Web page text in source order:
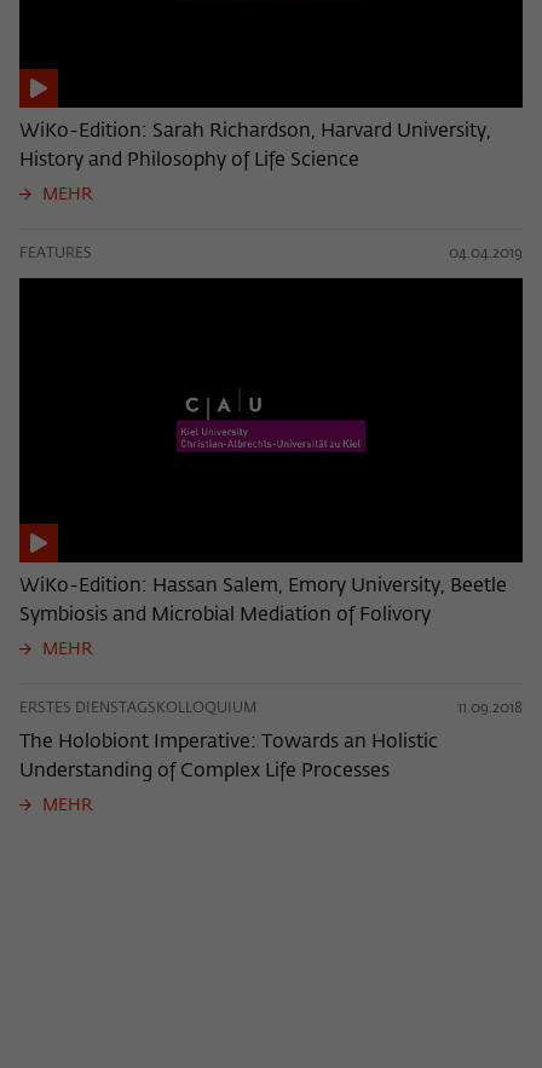
WiKo-Edition: Sarah Richardson, Harvard University,
History and Philosophy of Life Science
MEHR
FEATURES 04.04.2019
WiKo-Edition: Hassan Salem, Emory University, Beetle
Symbiosis and Microbial Mediation of Folivory
MEHR
ERSTES DIENSTAGSKOLLOQUIUM 11.09.2018
The Holobiont Imperative: Towards an Holistic
Understanding of Complex Life Processes
MEHR